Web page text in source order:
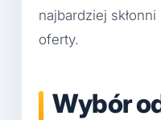
najbardziej
oferty.
Wybór